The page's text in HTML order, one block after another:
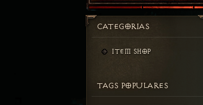
CATEGORIAS
ITEM SHOP
TAGS POPULARES